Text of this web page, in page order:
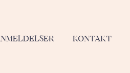
KONTAKT